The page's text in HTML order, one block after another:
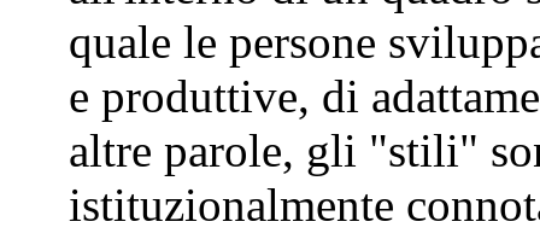
quale le persone
e produttive, di
altre parole, gli "stili"
istituzionalmente